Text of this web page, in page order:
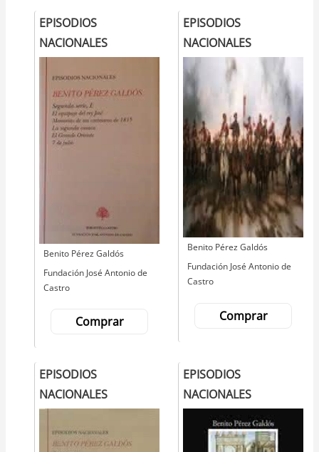
EPISODIOS
NACIONALES
Autor
Benito Pérez Galdós
Editorial
Fundación José Antonio de
Castro
Comprar
EPISODIOS
NACIONALES
Autor
Benito Pérez Galdós
Editorial
Fundación José Antonio de
Castro
Comprar
EPISODIOS
NACIONALES
EPISODIOS
NACIONALES